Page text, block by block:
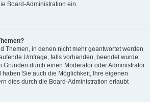
Board-Administration ein.
Themen, in denen nicht mehr geantwortet werden
Umfrage, falls vorhanden, beendet wurde.
Gründen durch einen Moderator oder Administrator
Sie auch die Möglichkeit, Ihre eigenen
dies durch die Board-Administration erlaubt